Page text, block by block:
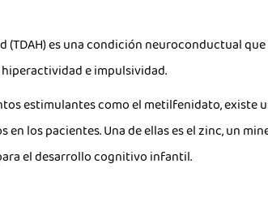
es una condición neuroconductual
e impulsividad.
estimulantes como el metilfenidato, existe
los pacientes. Una de ellas es el zinc, un
el desarrollo cognitivo infantil.